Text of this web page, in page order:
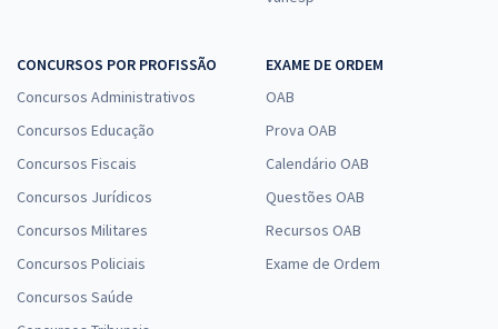
CONCURSOS POR PROFISSÃO
Concursos Administrativos
Concursos Educação
Concursos Fiscais
Concursos Jurídicos
Concursos Militares
Concursos Policiais
Concursos Saúde
EXAME DE ORDEM
OAB
Prova OAB
Calendário OAB
Questões OAB
Recursos OAB
Exame de Ordem